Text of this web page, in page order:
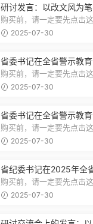
研讨发言：以改文风为
购买前，请一定要先点击
注，精彩模板每天推送预
2025-07-30
省委书记在全省警示教
购买前，请一定要先点击
注，精彩模板每天推送预
2025-07-30
省委书记在全省警示教
购买前，请一定要先点击
注，精彩模板每天推送预
2025-07-30
省纪委书记在2025年全
上的讲话.1
购买前，请一定要先点击
注，精彩模板每天推送预
2025-07-30